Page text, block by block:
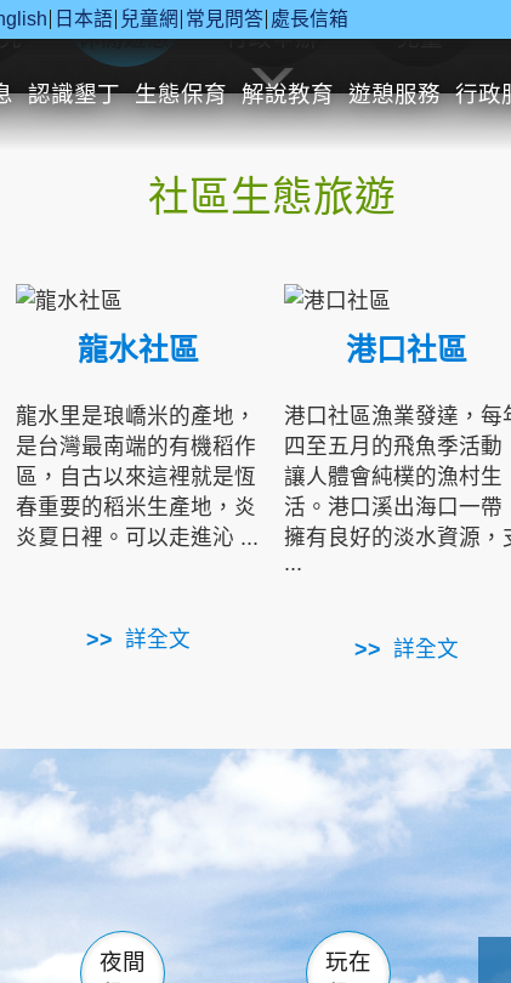
日本語 兒童網 常見問答 處長信箱
認識墾丁 生態保育 解說教育 遊憩服務 行政
休閒遊憩 行政申辦 兒童
社區生態旅遊
龍水社區
龍水里是琅嶠米的產地，
是台灣最南端的有機稻作
區，自古以來這裡就是恆
春重要的稻米生產地，炎
炎夏日裡。可以走進沁 ...
詳全文
港口社區
港口社區漁業發達，每
四至五月的飛魚季活動
讓人體會純樸的漁村生
活。港口溪出海口一帶
擁有良好的淡水資源，
...
詳全文
南仁湖
滿州 佳樂水
森林遊樂區
墾管處遊客中心
社頂公園 風吹沙
船帆石 龍磐公園
香蕉灣 龍坑
鵝鑾鼻
夜間
玩在